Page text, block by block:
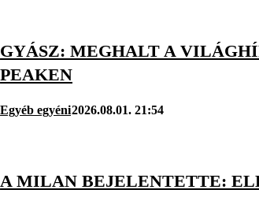
GYÁSZ: MEGHALT A
PEAKEN
Egyéb egyéni2026.08.01. 21:54
A MILAN BEJELENTETTE: